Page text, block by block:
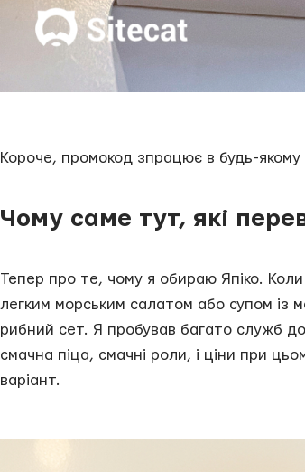
Короче, промокод зпрацює в будь-
Чому саме тут, які
Тепер про те, чому я обираю Япіко.
легким морським салатом або супом із
рибний сет. Я пробував багато служб
смачна піца, смачні роли, і ціни при
варіант.